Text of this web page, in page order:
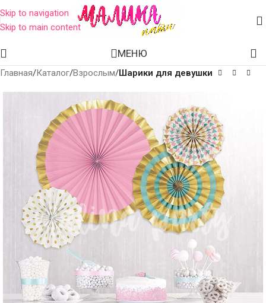
Skip to navigation
Skip to main content
МЕНЮ
Главная Каталог Взрослым Шарики для девушки